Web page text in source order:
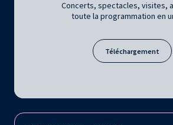
Concerts, spectacles, visites,
toute la programmation en
Téléchargement
Retrouvez la Philharmonie de Paris sur